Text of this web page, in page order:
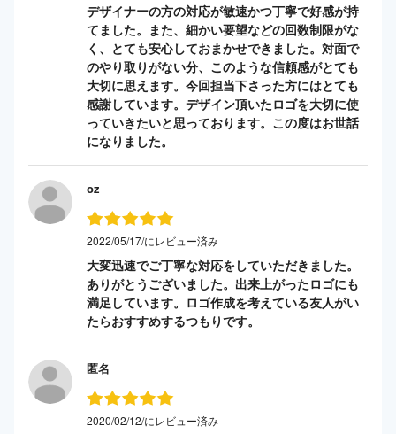
デザイナーの方の対応が敏速かつ丁寧で好感が持
てました。また、細かい要望などの回数制限がな
く、とても安心しておまかせできました。対面で
のやり取りがない分、このような信頼感がとても
大切に思えます。今回担当下さった方にはとても
感謝しています。デザイン頂いたロゴを大切に使
っていきたいと思っております。この度はお世話
になりました。
oz
2022/05/17/にレビュー済み
大変迅速でご丁寧な対応をしていただきました。
ありがとうございました。出来上がったロゴにも
満足しています。ロゴ作成を考えている友人がい
たらおすすめするつもりです。
匿名
2020/02/12/にレビュー済み